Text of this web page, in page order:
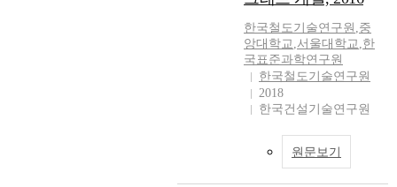
한국철도기술연구원 ,중
앙대학교,서울대학교,한
국표준과학연구원
한국철도기술연구원
2018
한국건설기술연구원
원문보기